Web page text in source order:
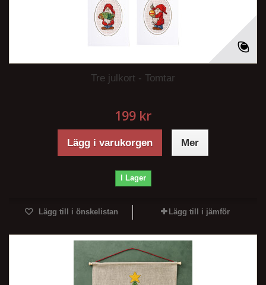
Tre julkort - Tomtar
199 kr
Lägg i varukorgen Mer
I Lager
Lägg till i önskelistan Lägg till i jämför